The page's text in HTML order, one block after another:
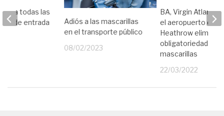
Adiós a las mascarillas
en el transporte público
08/02/2023
BA, Virgin Atlantic,
el aeropuerto de
Heathrow eliminan
obligatoriedad de
mascarillas
22/03/2022
todas las
de entrada